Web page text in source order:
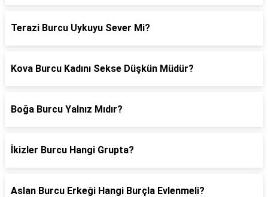
Terazi Burcu Uykuyu Sever Mi?
Kova Burcu Kadını Sekse Düşkün Müdür?
Boğa Burcu Yalnız Mıdır?
İkizler Burcu Hangi Grupta?
Aslan Burcu Erkeği Hangi Burçla Evlenmeli?